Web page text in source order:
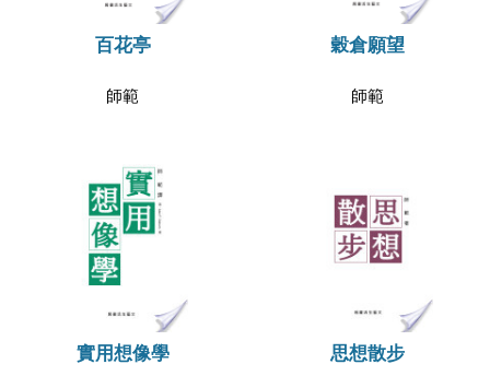
百花亭
師範
穀倉願望
師範
實用想像學 思想散步